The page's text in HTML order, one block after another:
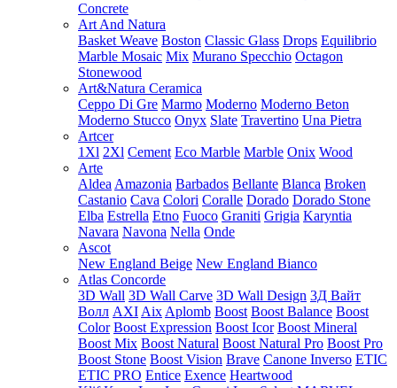
Concrete
Art And Natura
Basket Weave Boston Classic Glass Drops Equilibrio
Marble Mosaic Mix Murano Specchio Octagon
Stonewood
Art&Natura Ceramica
Ceppo Di Gre Marmo Moderno Moderno Beton
Moderno Stucco Onyx Slate Travertino Una Pietra
Artcer
1Xl 2Xl Cement Eco Marble Marble Onix Wood
Arte
Aldea Amazonia Barbados Bellante Blanca Broken
Castanio Cava Colori Coralle Dorado Dorado Stone
Elba Estrella Etno Fuoco Graniti Grigia Karyntia
Navara Navona Nella Onde
Ascot
New England Beige New England Bianco
Atlas Concorde
3D Wall 3D Wall Carve 3D Wall Design 3Д Вайт
Волл AXI Aix Aplomb Boost Boost Balance Boost
Color Boost Expression Boost Icor Boost Mineral
Boost Mix Boost Natural Boost Natural Pro Boost Pro
Boost Stone Boost Vision Brave Canone Inverso ETIC
ETIC PRO Entice Exence Heartwood